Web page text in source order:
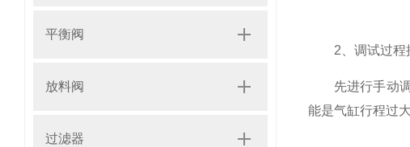
平衡阀
放料阀
过滤器
2、调试过程
先进行手动调
能是气缸行程过